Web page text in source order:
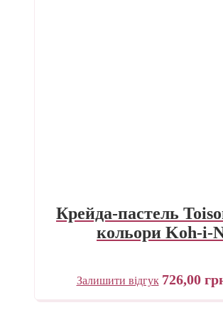
Крейда-пастель
кольори Koh-i-
Залишити відгук 726,00